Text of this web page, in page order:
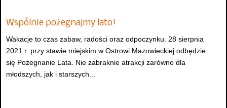
Wspólnie pożegnajmy lato!
Wakacje to czas zabaw, radości oraz odpoczynku. 28 sierpnia
2021 r. przy stawie miejskim w Ostrowi Mazowieckiej odbędzie
się Pożegnanie Lata. Nie zabraknie atrakcji zarówno dla
młodszych, jak i starszych...